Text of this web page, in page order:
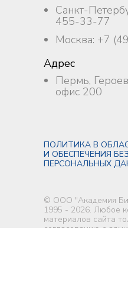
© ООО "Академия
1995 - 2026. Любое
материалов сайта
согласованию с
ПОЛИТИКА В
И ОБЕСПЕЧЕНИЯ
ПЕРСОНАЛЬНЫХ
Санкт-
455-33-77
Москва: +7
Адрес
Пермь,
офис 200